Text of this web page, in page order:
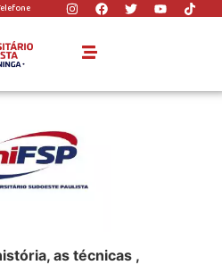
Risoto
stória, as técnicas ,